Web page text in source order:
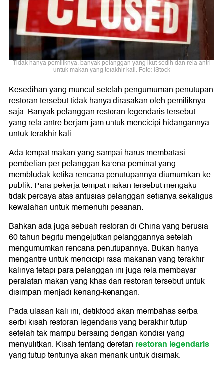
Tidak hanya pemiliknya, banyak pelanggan yang ikut sedih dan rela antri
untuk makan yang terakhir kali. Foto: iStock
Kesedihan yang muncul setelah pengumuman penutupan
restoran tersebut tidak hanya dirasakan oleh pemiliknya
saja. Banyak pelanggan restoran legendaris tersebut
yang rela antre berjam-jam untuk mencicipi hidangannya
untuk terakhir kali.
Ada tempat makan yang sampai harus membatasi
pembelian per pelanggan karena peminat yang
membludak ketika rencana penutupannya diumumkan ke
publik. Para pekerja tempat makan tersebut mengaku
tidak percaya atas antusias pelanggan setianya sekaligus
kewalahan untuk memenuhi pesanan.
Bahkan ada juga sebuah restoran di China yang berusia
60 tahun begitu mengejutkan pelanggannya setelah
mengumumkan rencana penutupannya. Bukan hanya
mengantre untuk mencicipi rasa makanan yang terakhir
kalinya tetapi para pelanggan ini juga rela membayar
peralatan makan yang khas dari restoran tersebut untuk
disimpan menjadi kenang-kenangan.
Pada ulasan kali ini, detikfood akan membahas serba
serbi kisah restoran legendaris yang berakhir tutup
setelah tak mampu bersaing dengan kondisi yang
menyulitkan. Kisah tentang deretan restoran legendaris
yang tutup tentunya akan menarik untuk disimak.